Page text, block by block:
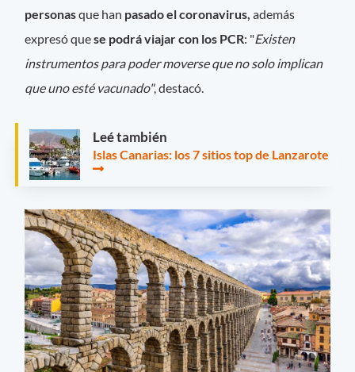
personasque han pasado el coronavirus, además
expresó quese podrá viajar con los PCR: "Existen
instrumentos para poder moverse que no solo implican
que uno esté vacunado", destacó.
Leé también
Islas Canarias: los 7 sitios top de Lanzarote